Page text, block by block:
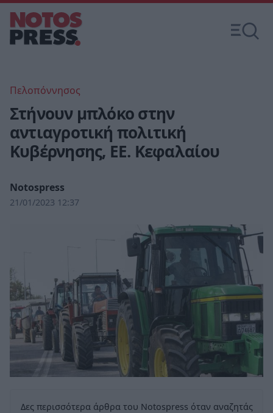
Πελοπόννησος
Στήνουν μπλόκο στην
αντιαγροτική πολιτική
Κυβέρνησης, ΕΕ. Κεφαλαίου
Notospress
21/01/2023 12:37
Δες περισσότερα άρθρα του Notospress όταν αναζητάς